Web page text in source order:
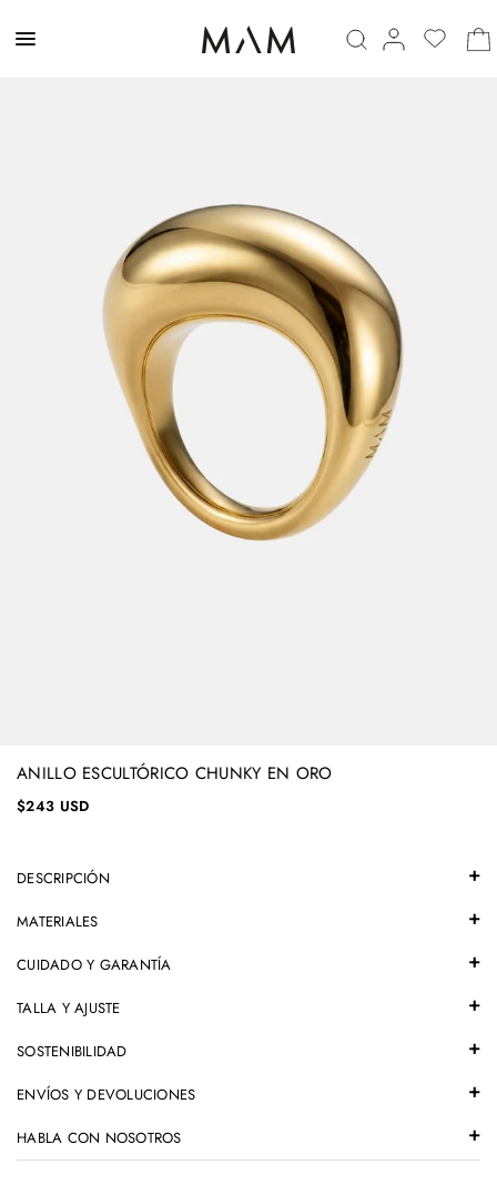
ANILLO ESCULTÓRICO CHUNKY EN ORO
$243 USD
DESCRIPCIÓN
MATERIALES
CUIDADO Y GARANTÍA
TALLA Y AJUSTE
SOSTENIBILIDAD
ENVÍOS Y DEVOLUCIONES
HABLA CON NOSOTROS